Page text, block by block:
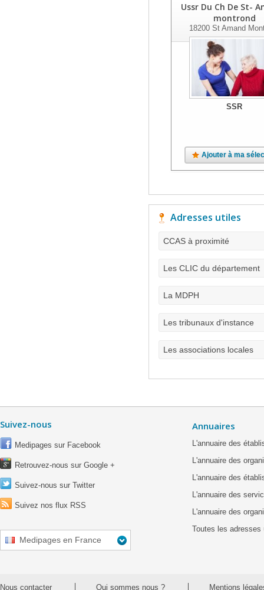
Ussr Du Ch De St-
montrond
18200St Amand
SSR
Ajouter à ma
Adresses utiles
CCAS à proximité
Les CLIC du département
La MDPH
Les tribunaux d'instance
Les associations locales
Suivez-nous
Medipages sur Facebook
Retrouvez-nous sur Google +
Suivez-nous sur Twitter
Suivez nos flux RSS
Medipages en France
Annuaires
L'annuaire des
L'annuaire des
L'annuaire des
L'annuaire des
L'annuaire des
Toutes les adresses
Nous contacter Qui sommes nous ? Mentions